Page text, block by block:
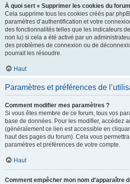
À quoi sert « Supprimer les cookies du
Cela supprime tous les cookies créés par
paramètres d’authentification et votre
des fonctionnalités telles que les indicateurs
non lu) si cela a été activé par un
des problèmes de connexion ou de
pourrait les résoudre.
Haut
Paramètres et préférences de
Comment modifier mes paramètres ?
Si vous êtes membre de ce forum, tous vos
base de données. Pour les modifier, accédez
(généralement ce lien est accessible en
haut des pages du forum). Cela vous
paramètres et préférences de votre compte.
Haut
Comment empêcher mon nom d’apparaître